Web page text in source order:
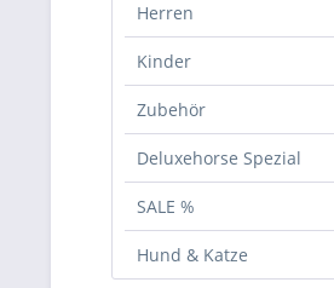
Herren
Kinder
Zubehör
Deluxehorse Spezial
SALE %
Hund & Katze